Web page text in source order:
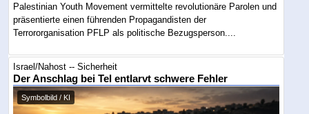
Palestinian Youth Movement vermittelte revolutionäre Parolen und
präsentierte einen führenden Propagandisten der
Terrororganisation PFLP als politische Bezugsperson....
Israel/Nahost -- Sicherheit
Der Anschlag bei Tel entlarvt schwere Fehler
Symbolbild / KI